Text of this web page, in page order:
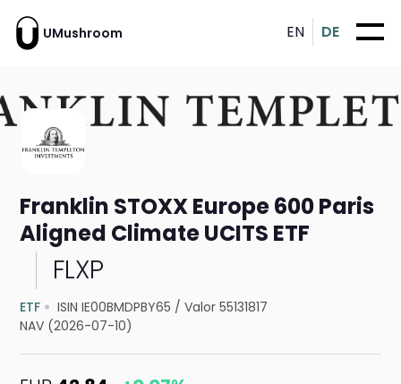
UMushroom EN DE
Franklin STOXX Europe 600 Paris
Aligned Climate UCITS ETF
FLXP
ETF ISIN IE00BMDPBY65 /Valor 55131817
NAV (2026-07-10)